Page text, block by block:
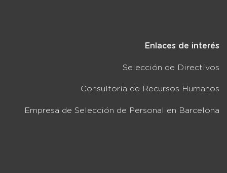
Enlaces de interés
Selección de Directivos
Consultoría de Recursos Humanos
Empresa de Selección de Personal en Barcelona